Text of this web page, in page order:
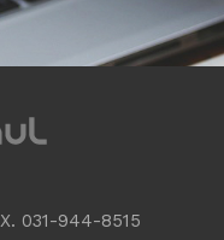
031-944-8515